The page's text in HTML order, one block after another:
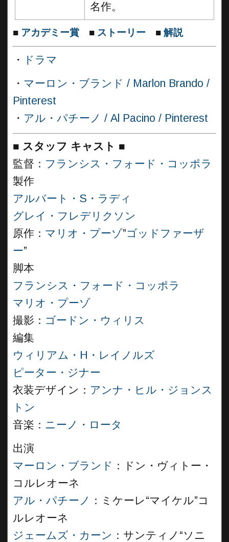
名作。
■ アカデミー賞 ■ ストーリー ■ 解説
・
ドラマ
・ マーロン・ブランド / Marlon Brando /
Pinterest
・ アル・パチーノ / Al Pacino / Pinterest
■ スタッフ キャスト ■
監督： フランシス・フォード・コッポラ
製作
アルバート・S・ラディ
グレイ・フレデリクソン
原作： マリオ・プーゾ”ゴッドファーザ
ー”
脚本
フランシス・フォード・コッポラ
マリオ・プーゾ
撮影： ゴードン・ウィリス
編集
ウィリアム・H・レイノルズ
ピーター・ジナー
衣装デザイン： アンナ・ヒル・ジョンス
トン
音楽： ニーノ・ロータ
出演
マーロン・ブランド ：ドン・ヴィトー・
コルレオーネ
アル・パチーノ ：ミケーレ“マイケル”コ
ルレオーネ
ジェームズ・カーン ：サンティノ“ソニ